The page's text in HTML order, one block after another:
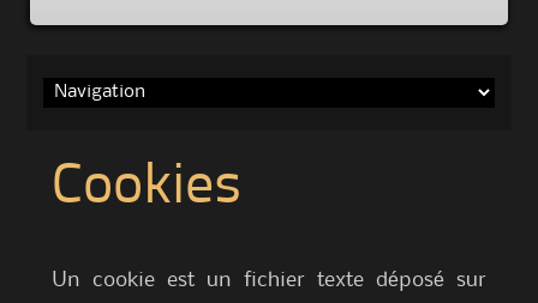
Cookies
Un cookie est un fichier texte déposé sur